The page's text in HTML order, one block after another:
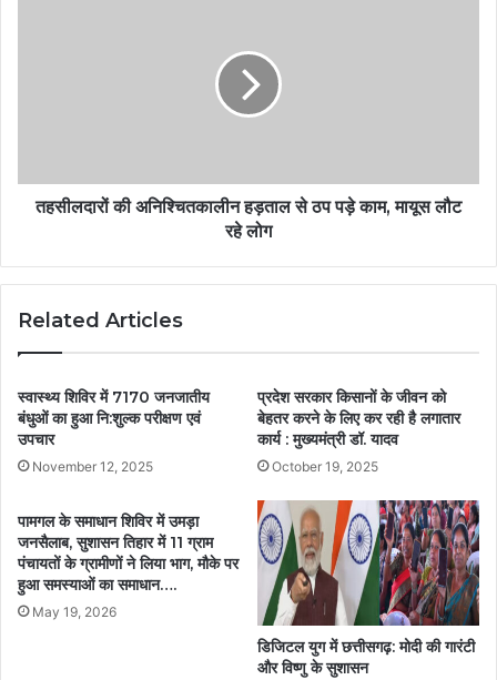
तहसीलदारों की अनिश्चितकालीन हड़ताल से ठप पड़े काम, मायूस लौट
रहे लोग
Related Articles
स्वास्थ्य शिविर में 7170 जनजातीय
बंधुओं का हुआ नि:शुल्क परीक्षण एवं
उपचार
November 12, 2025
प्रदेश सरकार किसानों के जीवन को
बेहतर करने के लिए कर रही है लगातार
कार्य : मुख्यमंत्री डॉ. यादव
October 19, 2025
पामगल के समाधान शिविर में उमड़ा
जनसैलाब, सुशासन तिहार में 11 ग्राम
पंचायतों के ग्रामीणों ने लिया भाग, मौके पर
हुआ समस्याओं का समाधान….
May 19, 2026
डिजिटल युग में छत्तीसगढ़: मोदी की गारंटी
और विष्णु के सुशासन